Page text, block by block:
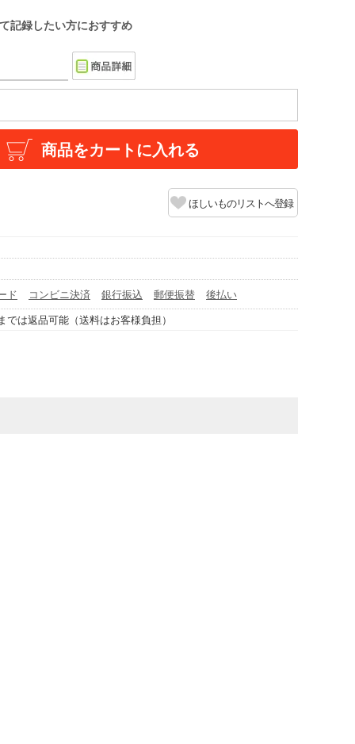
記録したい方におすすめ
商品をカートに入れる
ほしいものリストへ登録
ド コンビニ決済 銀行振込 郵便振替
後払い
では返品可能（送料はお客様負担）